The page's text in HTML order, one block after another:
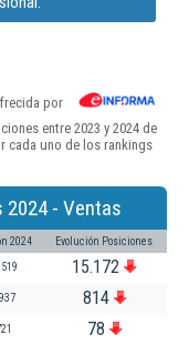
por
entre 2023 y 2024 de
cada uno de los rankings
2024 - Ventas
2024 Evolución Posiciones
15.172
814
78